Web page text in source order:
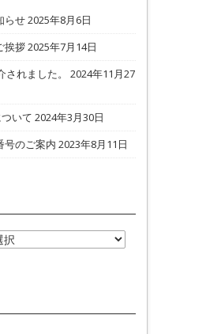
らせ2025年8月6日
挨拶2025年7月14日
れました。
2024年11月27
いて 2024年3月30日
号のご案内 2023年8月11日